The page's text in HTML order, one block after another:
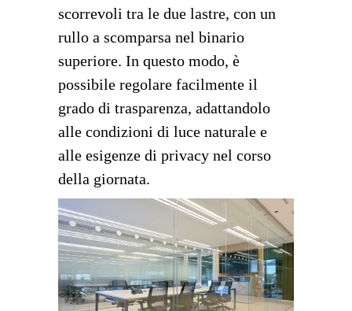
scorrevoli tra le due lastre, con un
rullo a scomparsa nel binario
superiore. In questo modo, è
possibile regolare facilmente il
grado di trasparenza, adattandolo
alle condizioni di luce naturale e
alle esigenze di privacy nel corso
della giornata.